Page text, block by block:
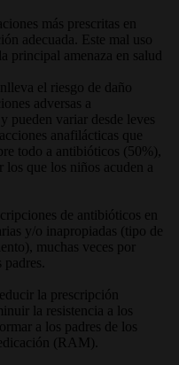
más prescritas en
adecuada. Este mal uso
principal amenaza en salud
el riesgo de daño
adversas a
pueden variar desde leves
anafilácticas que
todo a antibióticos (50%),
que los niños acuden a
de antibióticos en
y/o inapropiadas (tipo de
muchas veces por
la prescripción
la resistencia a los
a los padres de los
(RAM).